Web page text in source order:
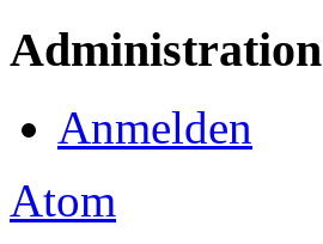
Administration
Anmelden
Atom